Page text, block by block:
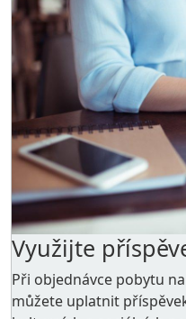
Využijte
Při objednávce pobytu
můžete uplatnit